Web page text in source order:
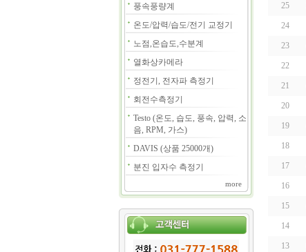
풍속풍량계
온도/압력/습도/전기 교정기
노점,온습도,수분계
열화상카메라
정전기, 전자파 측정기
회전수측정기
Testo (온도, 습도, 풍속, 압력, 소
음, RPM, 가스)
DAVIS (상품 25000개)
분진 입자수 측정기
more
25
24
23
22
21
20
19
18
17
16
15
14
13